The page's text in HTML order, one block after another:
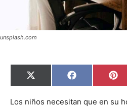
unsplash.com
C
o
p
X
(
w
C
o
p
F
a
e
C
o
p
P
i
t
Los niños necesitan que en su